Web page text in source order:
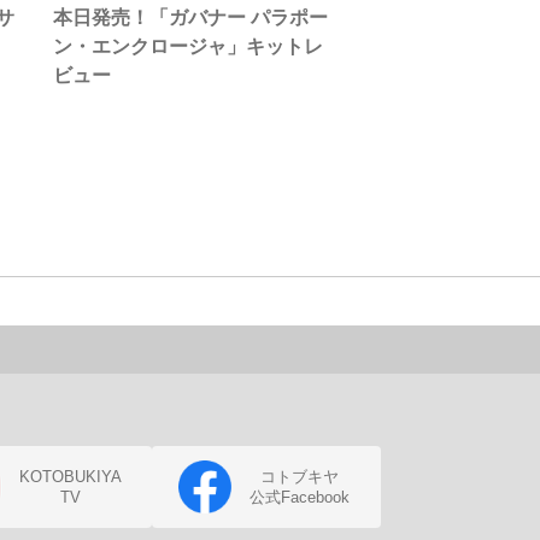
本日発売！「ガバナー パラポー
ン・エンクロージャ」キットレ
ビュー
KOTOBUKIYA
TV
コトブキヤ
公式Facebook